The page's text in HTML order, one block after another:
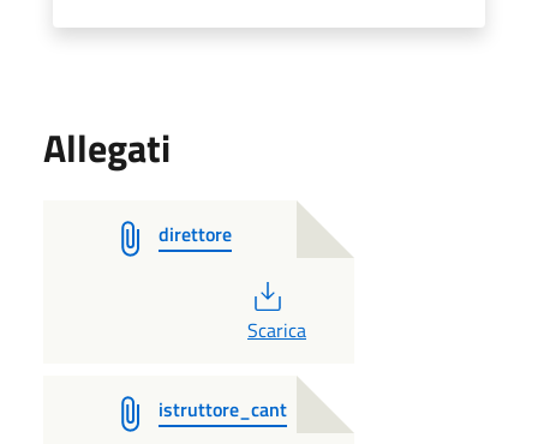
Allegati
direttore
PDF
Scarica
istruttore_cant